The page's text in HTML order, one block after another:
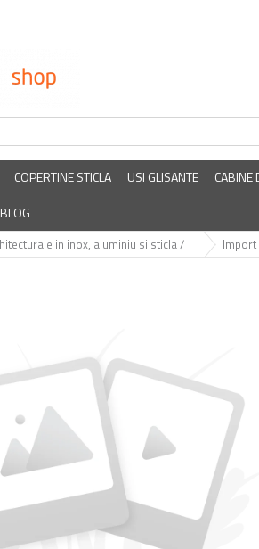
COPERTINE STICLA USI GLISANTE CABINE
BLOG
in inox, aluminiu si sticla /